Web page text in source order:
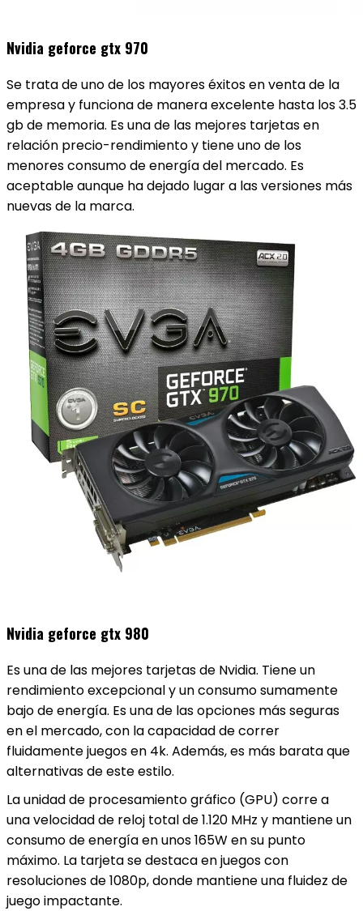
Nvidia geforce gtx 970
Se trata de uno de los mayores éxitos en venta de la
empresa y funciona de manera excelente hasta los 3.5
gb de memoria. Es una de las mejores tarjetas en
relación precio-rendimiento y tiene uno de los
menores consumo de energía del mercado. Es
aceptable aunque ha dejado lugar a las versiones más
nuevas de la marca.
Nvidia geforce gtx 980
Es una de las mejores tarjetas de Nvidia. Tiene un
rendimiento excepcional y un consumo sumamente
bajo de energía. Es una de las opciones más seguras
en el mercado, con la capacidad de correr
fluidamente juegos en 4k. Además, es más barata que
alternativas de este estilo.
La unidad de procesamiento gráfico (GPU) corre a
una velocidad de reloj total de 1.120 MHz y mantiene un
consumo de energía en unos 165W en su punto
máximo. La tarjeta se destaca en juegos con
resoluciones de 1080p, donde mantiene una fluidez de
juego impactante.